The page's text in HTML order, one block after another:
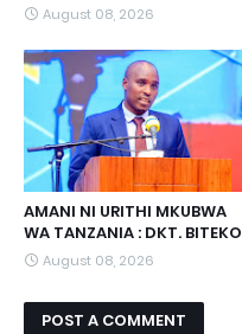
August 08, 2026
AMANI NI URITHI MKUBWA
WA TANZANIA : DKT. BITEKO
August 08, 2026
POST A COMMENT